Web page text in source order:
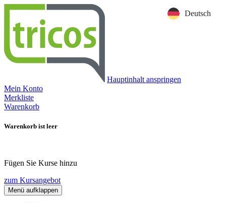
Hauptinhalt anspringen
Mein Konto
Merkliste
Warenkorb
Warenkorb ist leer
Fügen Sie Kurse hinzu
zum Kursangebot
Menü aufklappen
Deutsch